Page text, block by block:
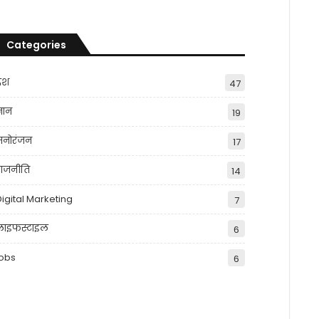
Categories
47
19
17
14
Marketing 7
6
6